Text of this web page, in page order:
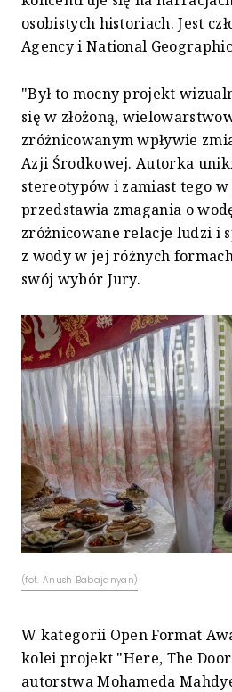
osobistych historiach. Jest
Agency i National
"Był to mocny projekt
się w złożoną,
zróżnicowanym wpływie
Azji Środkowej. Autorka
stereotypów i zamiast tego
przedstawia zmagania o
zróżnicowane relacje ludzi i
z wody w jej różnych
swój wybór Jury.
(fot. Anush Babajanyan)
W kategorii Open Format
kolei projekt "Here, The
autorstwa Mohameda